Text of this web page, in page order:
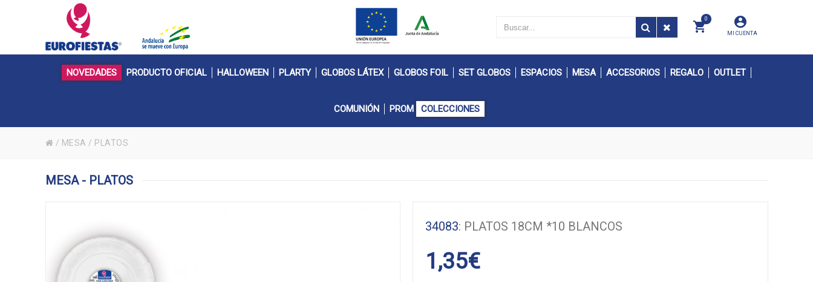
MI CUENTA
0
NOVEDADES PRODUCTO OFICIAL HALLOWEEN PLARTY GLOBOS LÁTEX GLOBOS FOIL SET GLOBOS ESPACIOS MESA ACCESORIOS REGALO OUTLET
COMUNIÓN PROM COLECCIONES
/ MESA / PLATOS
MESA - PLATOS
34083: PLATOS 18CM *10 BLANCOS
1,35€